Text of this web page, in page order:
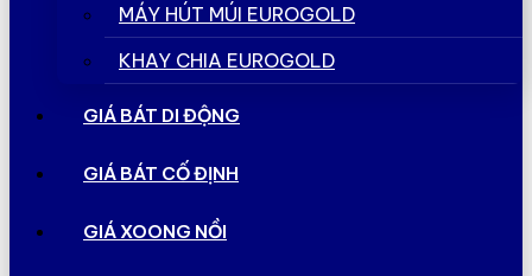
MÁY HÚT MÚI EUROGOLD
KHAY CHIA EUROGOLD
GIÁ BÁT DI ĐỘNG
GIÁ BÁT CỐ ĐỊNH
GIÁ XOONG NỒI